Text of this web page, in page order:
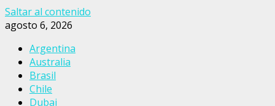
Saltar al contenido
agosto 6, 2026
Argentina
Australia
Brasil
Chile
Dubai